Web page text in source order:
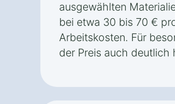
ausgewählten
bei etwa 30 bis 70 €
Arbeitskosten. Für
der Preis auch deutlich